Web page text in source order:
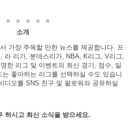
소개
가장 주목할 만한 뉴스를 제공합니다. 프
라 리가, 분데스리가, NBA, K리그, V리그,
한 리그 및 이벤트의 최신 경기, 점수, 일
좋아하는 리그를 선택하실 수도 있습니
디오를 SNS 친구 및 팔로워와 공유하실
하시고 최신 소식을 받으세요.